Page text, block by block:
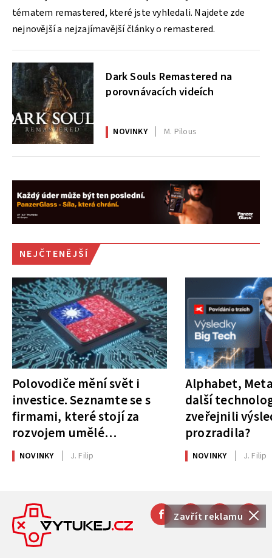
Zavřít reklamu
tématem remastered, které jste vyhledali. Najdete zde
nejnovější a nejzajímavější články o remastered.
Dark Souls Remastered na
porovnávacích videích
NOVINKY M. Pilous
NEJČTENĚJŠÍ
Polovodiče mění svět i
investice. Seznamte se s
firmami, které stojí za
rozvojem umělé
inteligence
NOVINKY J. Filip
Alphabet,
další
zveřejnili
prozradila?
NOVINKY J. Filip